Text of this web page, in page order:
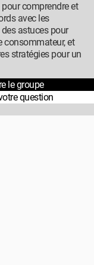
comprendre et
avec les
astuces pour
consommateur, et
stratégies pour un
le groupe
question